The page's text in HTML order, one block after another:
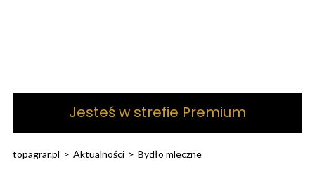
Jesteś w strefie Premium
topagrar.pl > Aktualności > Bydło mleczne